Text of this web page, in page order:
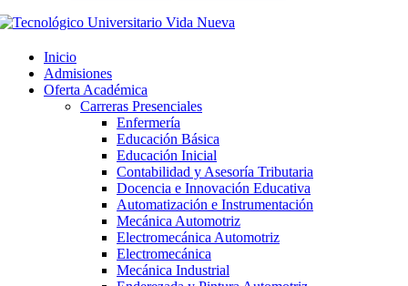
Inicio
Admisiones
Oferta Académica
Carreras Presenciales
Enfermería
Educación Básica
Educación Inicial
Contabilidad y Asesoría Tributaria
Docencia e Innovación Educativa
Automatización e Instrumentación
Mecánica Automotriz
Electromecánica Automotriz
Electromecánica
Mecánica Industrial